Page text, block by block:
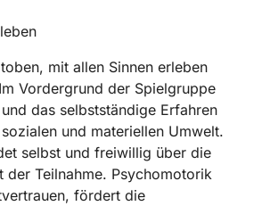
mit allen Sinnen erleben
Vordergrund der Spielgruppe
das selbstständige Erfahren
und materiellen Umwelt.
selbst und freiwillig über die
der Teilnahme. Psychomotorik
fördert die